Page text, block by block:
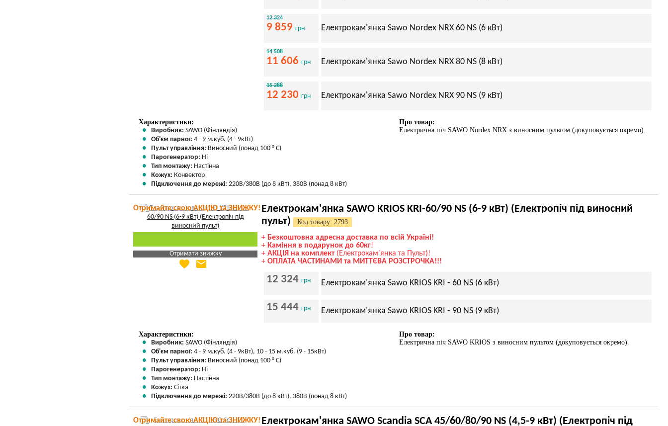
12 324
9 859 грн Електрокам'янка Sawo Nordex NRX 60 NS (6 кВт)
14 508
11 606 грн Електрокам'янка Sawo Nordex NRX 80 NS (8 кВт)
15 288
12 230 грн Електрокам'янка Sawo Nordex NRX 90 NS (9 кВт)
Характеристики:
Виробник: SAWO (Фінляндія)
Об'єм парної: 4 - 9 м.куб. (4 - 9кВт)
Пульт управління: Виносний (понад 100 ° С)
Парогенератор: Ні
Тип монтажу: Настінна
Кожух: Конвектор
Підключення до мережі: 220В/380В (до 8 кВт), 380В (понад 8 кВт)
Про товар:
Електрична піч SAWO Nordex NRX з виносним пультом (докуповується окремо).
Отримайте свою АКЦІЮ та ЗНИЖКУ!
Отримати знижку
Яка Ваша ціна
favorite email
Електрокам'янка SAWO KRIOS KRI-60/90 NS (6-9 кВт) (Електропіч під виносний
пульт)
Код товару: 2793
+ Безкоштовна адресна доставка по всій Україні!
+ Каміння в подарунок до 60кг!
+ АКЦІЯ на комплект(Електрокам'янка та Пульт)!
+ ОПЛАТА ЧАСТИНАМИ та МИТТЄВА РОЗСТРОЧКА!!!
12 324 грн Електрокам'янка Sawo KRIOS KRI - 60 NS (6 кВт)
15 444 грн Електрокам'янка Sawo KRIOS KRI - 90 NS (9 кВт)
Характеристики:
Виробник: SAWO (Фінляндія)
Об'єм парної: 4 - 9 м.куб. (4 - 9кВт), 10 - 15 м.куб. (9 - 15кВт)
Пульт управління: Виносний (понад 100 ° С)
Парогенератор: Ні
Тип монтажу: Настінна
Кожух: Сітка
Підключення до мережі: 220В/380В (до 8 кВт), 380В (понад 8 кВт)
Про товар:
Електрична піч SAWO KRIOS з виносним пультом (докуповується окремо).
Отримайте свою АКЦІЮ та ЗНИЖКУ! Електрокам'янка SAWO Scandia SCA 45/60/80/90 NS (4,5-9 кВт) (Електропіч під